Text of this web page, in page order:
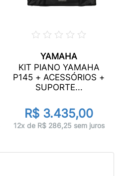
YAMAHA
KIT PIANO YAMAHA
P145 + ACESSÓRIOS +
SUPORTE...
R$ 3.435,00
12x de R$ 286,25 sem juros